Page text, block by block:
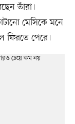
তাঁরা।
মেসিকে মনে
ফিরতে পেরে।